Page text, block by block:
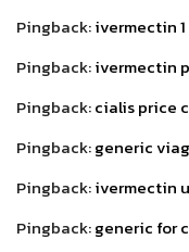
Pingback:ivermectin 1
Pingback:ivermectin
Pingback:cialis price
Pingback:generic
Pingback:ivermectin
Pingback:generic for